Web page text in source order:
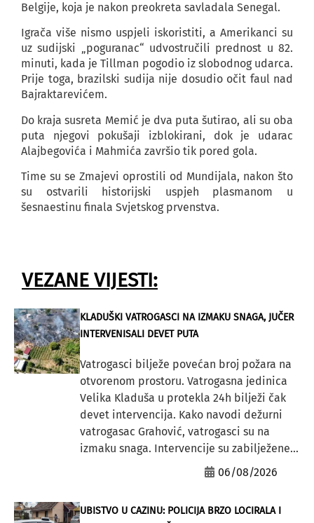
Belgije, koja je nakon preokreta savladala Senegal.
Igrača više nismo uspjeli iskoristiti, a Amerikanci su
uz sudijski „poguranac“ udvostručili prednost u 82.
minuti, kada je Tillman pogodio iz slobodnog udarca.
Prije toga, brazilski sudija nije dosudio očit faul nad
Bajraktarevićem.
Do kraja susreta Memić je dva puta šutirao, ali su oba
puta njegovi pokušaji izblokirani, dok je udarac
Alajbegovića i Mahmića završio tik pored gola.
Time su se Zmajevi oprostili od Mundijala, nakon što
su ostvarili historijski uspjeh plasmanom u
šesnaestinu finala Svjetskog prvenstva.
VEZANE VIJESTI:
KLADUŠKI VATROGASCI NA IZMAKU SNAGA, JUČER
INTERVENISALI DEVET PUTA
Vatrogasci bilježe povećan broj požara na
otvorenom prostoru. Vatrogasna jedinica
Velika Kladuša u protekla 24h bilježi čak
devet intervencija. Kako navodi dežurni
vatrogasac Grahović, vatrogasci su na
izmaku snaga. Intervencije su zabilježene...
06/08/2026
UBISTVO U CAZINU: POLICIJA BRZO LOCIRALA I